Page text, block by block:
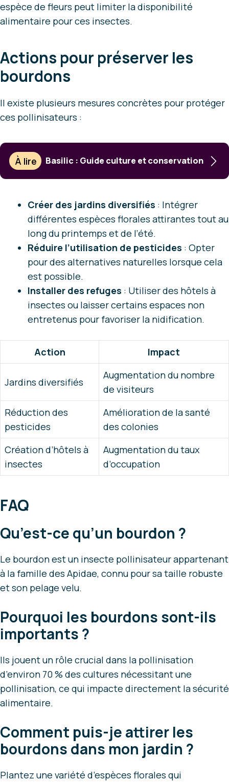
espèce de fleurs peut limiter la disponibilité
alimentaire pour ces insectes.
Actions pour préserver les
bourdons
Il existe plusieurs mesures concrètes pour protéger
ces pollinisateurs :
À lire Basilic : Guide culture et conservation
Créer des jardins diversifiés : Intégrer
différentes espèces florales attirantes tout au
long du printemps et de l’été.
Réduire l’utilisation de pesticides : Opter
pour des alternatives naturelles lorsque cela
est possible.
Installer des refuges : Utiliser des hôtels à
insectes ou laisser certains espaces non
entretenus pour favoriser la nidification.
Action Impact
Jardins diversifiés
Augmentation du nombre
de visiteurs
Réduction des
pesticides
Amélioration de la santé
des colonies
Création d’hôtels à
insectes
Augmentation du taux
d’occupation
FAQ
Qu’est-ce qu’un bourdon ?
Le bourdon est un insecte pollinisateur appartenant
à la famille des Apidae, connu pour sa taille robuste
et son pelage velu.
Pourquoi les bourdons sont-ils
importants ?
Ils jouent un rôle crucial dans la pollinisation
d’environ 70 % des cultures nécessitant une
pollinisation, ce qui impacte directement la sécurité
alimentaire.
Comment puis-je attirer les
bourdons dans mon jardin ?
Plantez une variété d’espèces florales qui